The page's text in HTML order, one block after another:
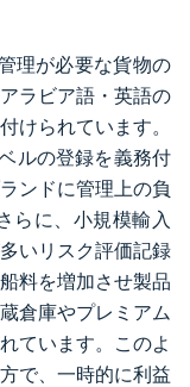
理が必要な貨物の
ラビア語・英語の
けられています。
ルの登録を義務付
ンドに管理上の負
らに、小規模輸入
いリスク評価記録
料を増加させ製品
倉庫やプレミアム
ています。このよ
で、一時的に利益